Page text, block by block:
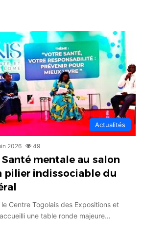
Actualités
2026 49
Santé mentale au salon
pilier indissociable du
Centre Togolais des Expositions et
une table ronde majeure…